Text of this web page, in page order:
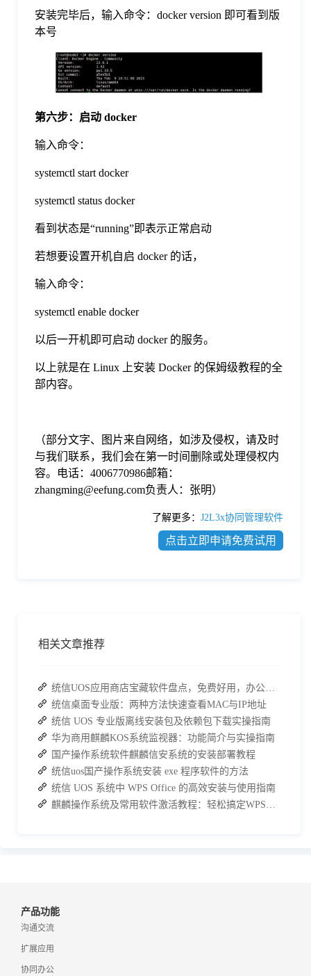
安装完毕后，输入命令：docker version 即可看到版
本号
第六步：启动 docker
输入命令：
systemctl start docker
systemctl status docker
看到状态是“running”即表示正常启动
若想要设置开机自启 docker 的话，
输入命令：
systemctl enable docker
以后一开机即可启动 docker 的服务。
以上就是在 Linux 上安装 Docker 的保姆级教程的全
部内容。
（部分文字、图片来自网络，如涉及侵权，请及时
与我们联系，我们会在第一时间删除或处理侵权内
容。电话：4006770986邮箱：
zhangming@eefung.com负责人：张明）
了解更多： J2L3x协同管理软件
点击立即申请免费试用
相关文章推荐
统信桌面专业版：两种方法快速查看MAC与IP地址
统信 UOS 专业版离线安装包及依赖包下载实操指南
华为商用麒麟KOS系统监视器：功能简介与实操指南
国产操作系统软件麒麟信安系统的安装部署教程
统信uos国产操作系统安装 exe 程序软件的方法
统信 UOS 系统中 WPS Office 的高效安装与使用指南
产品功能
沟通交流
扩展应用
协同办公